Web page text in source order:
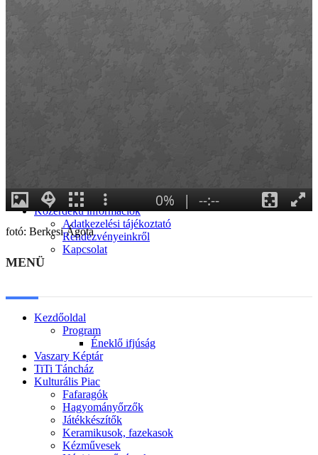
Keramikusok, fazekasok
Tankatalógusok
Adatvédelmi tájékoztató
Közérdekű információk
Adatkezelési tájékoztató
Rendezvényeinkről
Kapcsolat
fotó: Berkesi Ágota
MENÜ
Kezdőoldal
Program
Éneklő ifjúság
Vaszary Képtár
TiTi Táncház
Kulturális Piac
Fafaragók
Hagyományőrzők
Játékkészítők
Keramikusok, fazekasok
Kézművesek